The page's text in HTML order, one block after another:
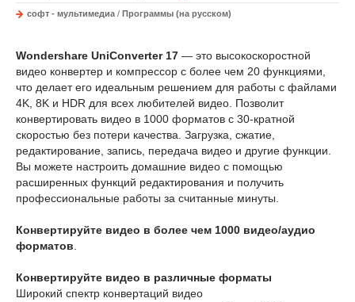
софт - мультимедиа / Программы (на русском)
Wondershare UniConverter 17 — это высокоскоростной
видео конвертер и компрессор с более чем 20 функциями,
что делает его идеальным решением для работы с файлами
4K, 8K и HDR для всех любителей видео. Позволит
конвертировать видео в 1000 форматов с 30-кратной
скоростью без потери качества. Загрузка, сжатие,
редактирование, запись, передача видео и другие функции.
Вы можете настроить домашние видео с помощью
расширенных функций редактирования и получить
профессиональные работы за считанные минуты.
Конвертируйте видео в более чем 1000 видео/аудио
форматов
Конвертируйте видео в различные форматы
Широкий спектр конвертаций видео